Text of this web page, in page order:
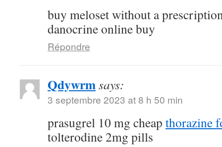
buy meloset without a
danocrine online buy
Répondre
Qdywrmsays:
3 septembre 2023 at 8 h 50 min
prasugrel 10 mg cheap thorazine
tolterodine 2mg pills